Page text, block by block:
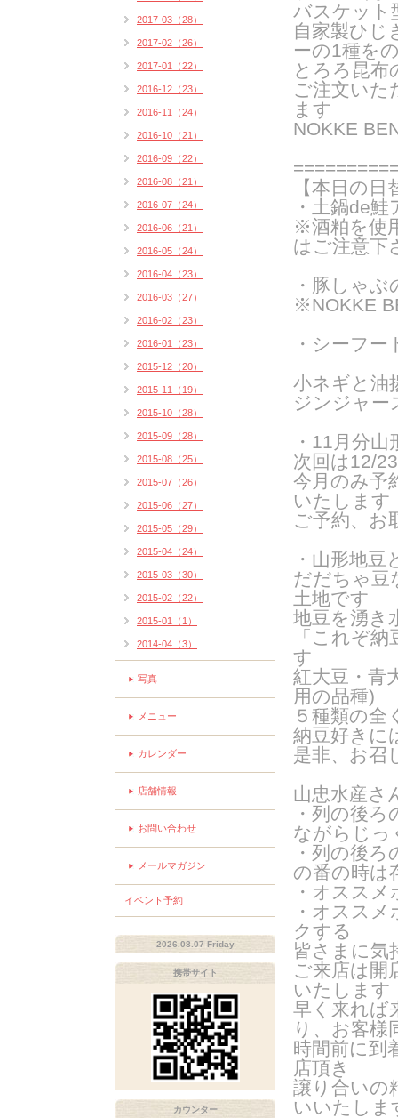
バスケット
自家製ひじ
ーの1種を
とろろ昆布
ご注文いた
ま す
NOKKE
===
【本日の
・土鍋de
※酒粕を使
はご注意下
・豚しゃ
※NOKKE
・シーフ
小ネギと油
ジンジャー
・11月分山
次回は12/
今月のみ予
いたします
ご予約、お
・山形地
だだちゃ豆
土地です
地豆を湧き
「これぞ
す
紅大豆・青
用の品種)
５種類の全
納豆好きに
是非、お召
山忠水産さ
・列の後
ながらじっ
・列の後
の番の時は
・オスス
・オスス
クする
皆さまに気
ご来店は開
いたします
早く来れば
り、お客様
時間前に到
店頂き
譲り合いの
いいたしま
2017-03（28）
2017-02（26）
2017-01（22）
2016-12（23）
2016-11（24）
2016-10（21）
2016-09（22）
2016-08（21）
2016-07（24）
2016-06（21）
2016-05（24）
2016-04（23）
2016-03（27）
2016-02（23）
2016-01（23）
2015-12（20）
2015-11（19）
2015-10（28）
2015-09（28）
2015-08（25）
2015-07（26）
2015-06（27）
2015-05（29）
2015-04（24）
2015-03（30）
2015-02（22）
2015-01（1）
2014-04（3）
写真
メニュー
カレンダー
店舗情報
お問い合わせ
メールマガジン
イベント予約
2026.08.07 Friday
携帯サイト
カウンター